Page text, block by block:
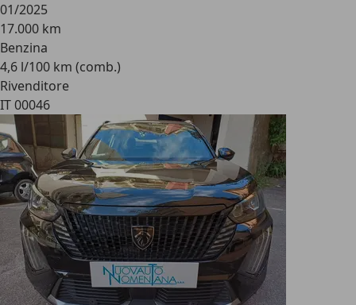
01/2025
17.000 km
Benzina
4,6 l/100 km (comb.)
Rivenditore
IT 00046